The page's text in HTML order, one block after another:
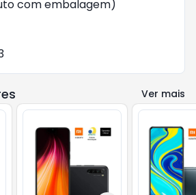
com embalagem)
Ver mais